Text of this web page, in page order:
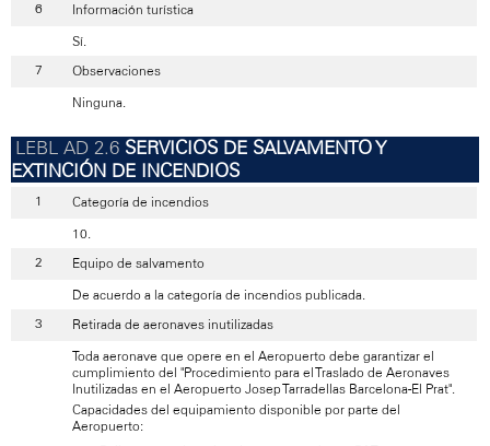
Información turística
Sí.
Observaciones
Ninguna.
SERVICIOS DE SALVAMENTO Y
EXTINCIÓN DE INCENDIOS
Categoría de incendios
10.
Equipo de salvamento
De acuerdo a la categoría de incendios publicada.
Retirada de aeronaves inutilizadas
Toda aeronave que opere en el Aeropuerto debe garantizar el
cumplimiento del "Procedimiento para el Traslado de Aeronaves
Inutilizadas en el Aeropuerto Josep Tarradellas Barcelona-El Prat".
Capacidades del equipamiento disponible por parte del
Aeropuerto: